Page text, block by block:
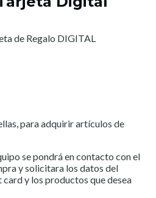
de Regalo DIGITAL
para adquirir artículos de
se pondrá en contacto con el
y solicitara los datos del
y los productos que desea